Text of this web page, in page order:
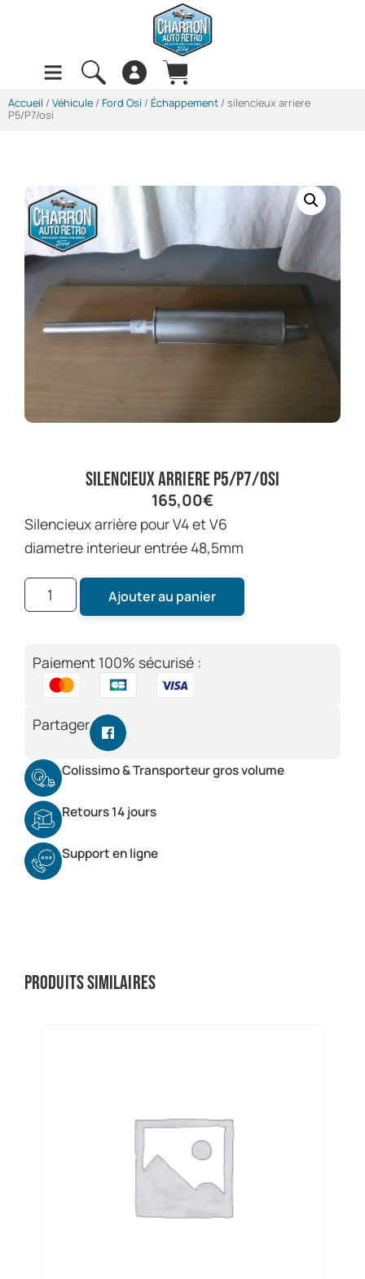
Accueil / Véhicule / Ford Osi / Échappement / silencieux arriere
P5/P7/osi
silencieux arriere P5/P7/osi
165,00€
silencieux arrière pour V4 et V6
diametre interieur entrée 48,5mm
Ajouter au panier
Paiement 100% sécurisé :
Partager
Colissimo & Transporteur gros volume
Retours 14 jours
Support en ligne
Produits similaires